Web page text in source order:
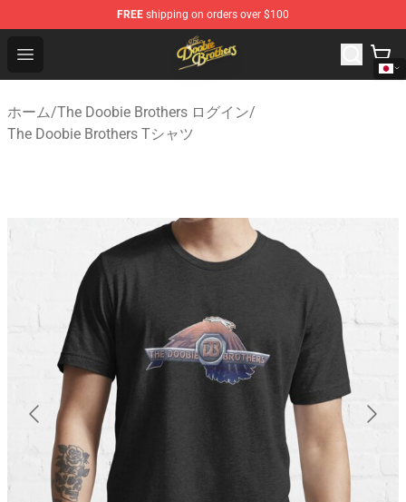
FREE shipping on orders over $100
Open menu
The Doobie Brothers Store - Official The Doobie
ホーム/The Doobie Brothers ログイン/
The Doobie Brothers Tシャツ